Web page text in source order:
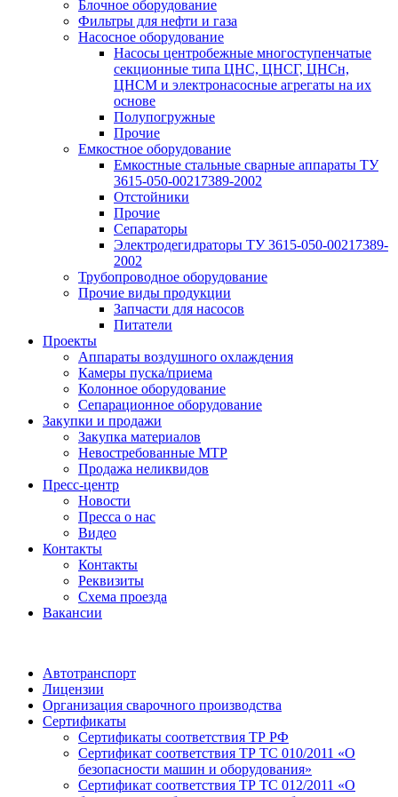
Блочное оборудование
Фильтры для нефти и газа
Насосное оборудование
Насосы центробежные многоступенчатые
секционные типа ЦНС, ЦНСГ, ЦНСн,
ЦНСМ и электронасосные агрегаты на их
основе
Полупогружные
Прочие
Емкостное оборудование
Емкостные стальные сварные аппараты ТУ
3615-050-00217389-2002
Отстойники
Прочие
Сепараторы
Электродегидраторы ТУ 3615-050-00217389-
2002
Трубопроводное оборудование
Прочие виды продукции
Запчасти для насосов
Питатели
Проекты
Аппараты воздушного охлаждения
Камеры пуска/приема
Колонное оборудование
Сепарационное оборудование
Закупки и продажи
Закупка материалов
Невостребованные МТР
Продажа неликвидов
Пресс-центр
Новости
Пресса о нас
Видео
Контакты
Контакты
Реквизиты
Схема проезда
Вакансии
Автотранспорт
Лицензии
Организация сварочного производства
Cертификаты
Сертификаты соответствия ТР РФ
Сертификат соответствия ТР ТС 010/2011 «О
безопасности машин и оборудования»
Сертификат соответствия ТР ТС 012/2011 «О